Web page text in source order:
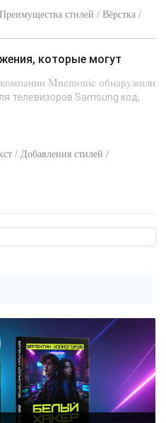
стилей / Вёрстка /
которые могут
Mnemonic обнаружили
телевизоров Samsung код,
/ Добавления стилей /